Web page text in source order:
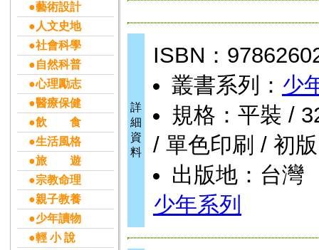
●藝術設計
●人文史地
●社會科學
●自然科普
●心理勵志
●醫療保健
●飲 食
●生活風格
●旅 遊
●宗教命理
●親子教養
●少年讀物
●輕 小 說
詳
細
資
料
ISBN：
叢書系列： 少
規格：平裝 /
/ 單色印刷 / 初版
出版地：台灣
少年系列